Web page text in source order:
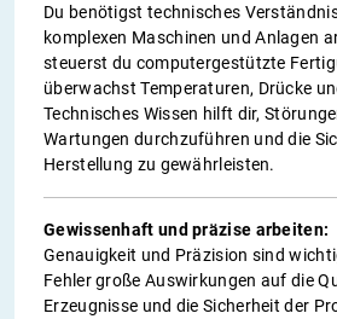
Du benötigst technisches
komplexen Maschinen und Anlagen
steuerst du computergestützte
überwachst Temperaturen, Drücke
Technisches Wissen hilft dir,
Wartungen durchzuführen und die
Herstellung zu gewährleisten.
Gewissenhaft und präzise arbeiten:
Genauigkeit und Präzision sind
Fehler große Auswirkungen auf die
Erzeugnisse und die Sicherheit der